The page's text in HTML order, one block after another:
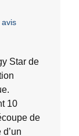
avis
Star de
10
de